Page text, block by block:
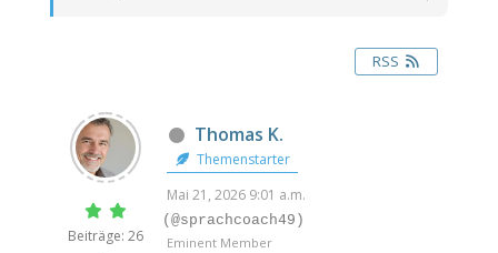
RSS
Beiträge: 26
Thomas K.
Themenstarter
Mai 21, 2026 9:01 a.m.
(@sprachcoach49)
Eminent Member